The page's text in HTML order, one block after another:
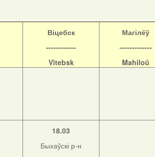
Віцебск
------------
Vitebsk
Магілёў
-------------
Mahiloŭ
18.03
Быхаўскі р-н